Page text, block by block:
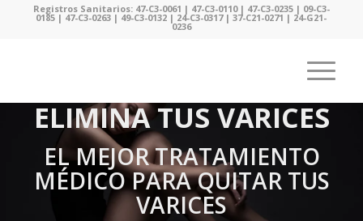
Registros Sanitarios: 47-C3-0061 | 47-C3-0110 | 47-C3-0235 | 09-C3-
0185 | 47-C3-0263 | 49-C3-0132 | 24-C3-0317 | 37-C21-0271 | 24-G21-
0236
ELIMINA TUS VARICES
EL MEJOR TRATAMIENTO
MÉDICO PARA QUITAR TUS
VARICES